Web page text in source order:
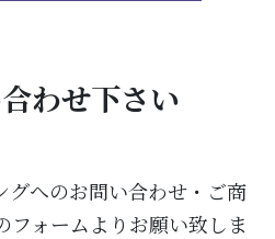
わせ下さい
グへのお問い合わせ・ご商
ォームよりお願い致しま